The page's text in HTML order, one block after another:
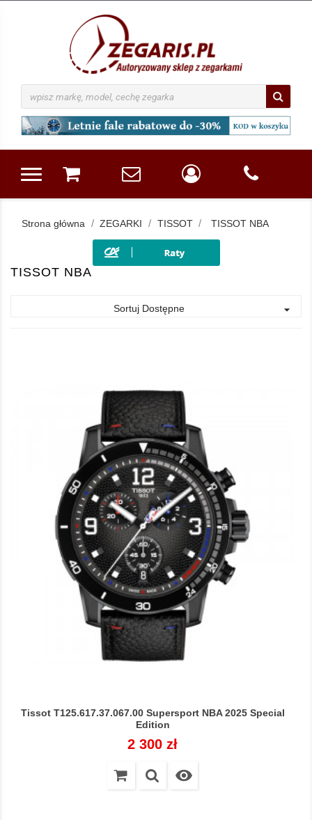
Strona główna ZEGARKI TISSOT TISSOT NBA
TISSOT NBA
Sortuj Dostępne 
Tissot T125.617.37.067.00 Supersport NBA 2025 Special
Edition
Cena
2 300 zł
